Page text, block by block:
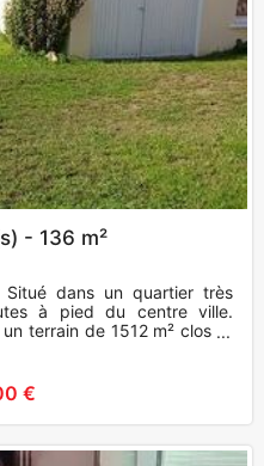
- 136 m²
dans un quartier très
à pied du centre ville.
terrain de 1512 m² clos et
€